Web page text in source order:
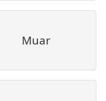
Muar